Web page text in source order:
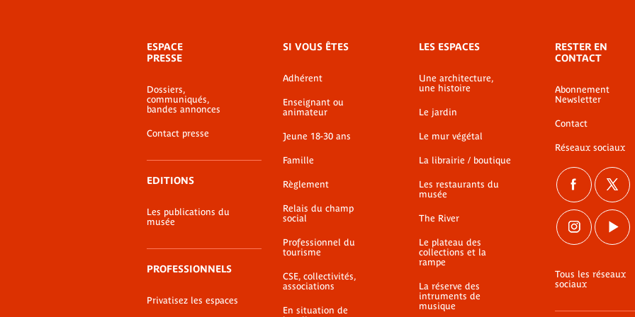
de
bas-
page
ESPACE
PRESSE
Dossiers,
communiqués,
bandes annonces
Contact presse
EDITIONS
Les publications du
musée
PROFESSIONNELS
Privatisez les espaces
SI VOUS ÊTES
Adhérent
Enseignant ou
animateur
Jeune 18-30 ans
Famille
Règlement
Relais du champ
social
Professionnel du
tourisme
CSE, collectivités,
associations
En situation de
LES ESPACES
Une architecture,
une histoire
Le jardin
Le mur végétal
La librairie / boutique
Les restaurants du
musée
The River
Le plateau des
collections et la
rampe
La réserve des
intruments de
musique
RESTER EN
CONTACT
Abonnement
Newsletter
Contact
Réseaux sociaux
Tous les réseaux
sociaux